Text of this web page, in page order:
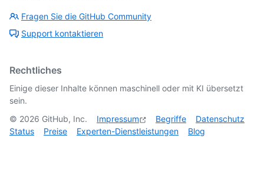
Fragen Sie die GitHub Community
Support kontaktieren
Rechtliches
Einige dieser Inhalte können maschinell oder mit KI übersetzt
sein.
© 2026 GitHub, Inc. Impressum Begriffe
Datenschutz
Status
Preise Experten-Dienstleistungen Blog